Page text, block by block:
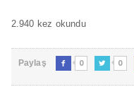
2.940 kez okundu
Paylaş  0  0